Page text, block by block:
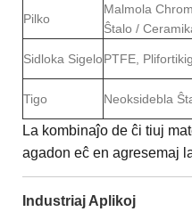
Pilko
Malmola
Ŝtalo /
Sidloka SigeloPTFE,
Tigo Neoksidebla
La kombinaĵo de ĉi tiuj
agadon eĉ en agresemaj
Industriaj Aplikoj